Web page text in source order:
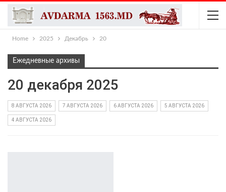
Home 2025 Декабрь 20
Ежедневные архивы
20 декабря 2025
8 АВГУСТА 2026 7 АВГУСТА 2026 6 АВГУСТА 2026 5 АВГУСТА 2026
4 АВГУСТА 2026